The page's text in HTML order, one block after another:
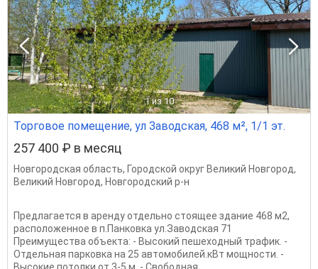
1 из 10
Торговое помещение, ул Заводская, 468 м², 1/1 эт.
257 400 ₽ в месяц
Новгородская область, Городской округ Великий Новгород,
Великий Новгород, Новгородский р-н
Предлагается в аренду отдельно стоящее здание 468 м2,
расположенное в п.Панковка ул.Заводская 71
Преимущества объекта: - Высокий пешеходный трафик. -
Отдельная парковка на 25 автомобилей.кВт мощности. -